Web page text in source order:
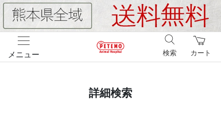
メニュー カート
検索
詳細検索